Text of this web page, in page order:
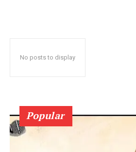
No posts to display
Popular